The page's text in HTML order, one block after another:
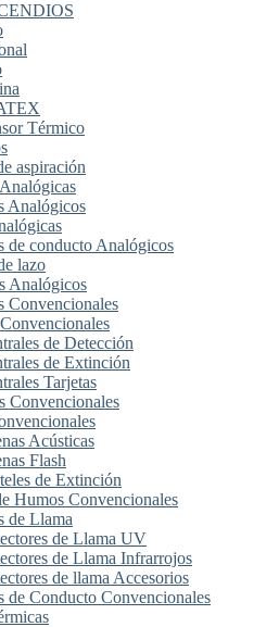
Térmico
aspiración
Analógicos
de conducto Analógicos
lazo
Analógicos
Convencionales
de Detección
de Extinción
Tarjetas
Convencionales
Acústicas
Flash
de Extinción
Humos Convencionales
de Llama
de Llama UV
de Llama Infrarrojos
de llama Accesorios
de Conducto Convencionales